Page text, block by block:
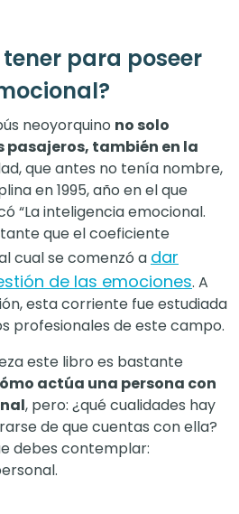
para poseer
neoyorquino no solo
también en la
que antes no tenía nombre,
en 1995, año en el que
“La inteligencia emocional.
que el coeficiente
cual se comenzó a dar
de las emociones. A
esta corriente fue estudiada
profesionales de este campo.
este libro es bastante
actúa una persona con
, pero: ¿qué cualidades hay
de que cuentas con ella?
debes contemplar: